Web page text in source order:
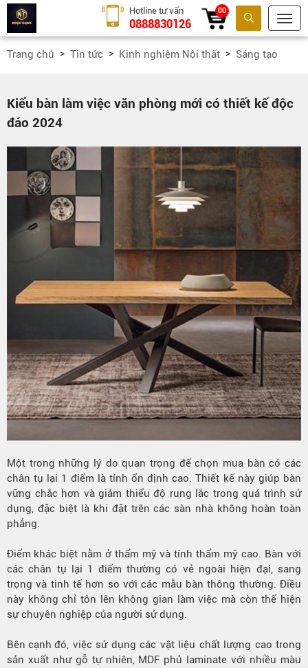
Tìm kiếm
Hotline tư vấn
0888830126
00
Trang chủ Tin tức Kinh nghiệm Nội thất Sáng tạo
Kiểu bàn làm việc văn phòng mới có thiết kế độc
đáo 2024
Một trong những lý do quan trọng để chọn mua bàn có các
chân tụ lại 1 điểm là tính ổn định cao. Thiết kế này giúp bàn
vững chắc hơn và giảm thiểu độ rung lắc trong quá trình sử
dụng, đặc biệt là khi đặt trên các sàn nhà không hoàn toàn
phẳng.
Điểm khác biệt nằm ở thẩm mỹ và tính thẩm mỹ cao. Bàn với
các chân tụ lại 1 điểm thường có vẻ ngoài hiện đại, sang
trọng và tinh tế hơn so với các mẫu bàn thông thường. Điều
này không chỉ tôn lên không gian làm việc mà còn thể hiện
sự chuyên nghiệp của người sử dụng.
Bên cạnh đó, việc sử dụng các vật liệu chất lượng cao trong
sản xuất như gỗ tự nhiên, MDF phủ laminate với nhiều màu